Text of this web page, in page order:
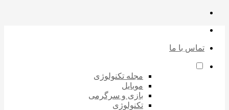
تماس با ما
مجله تکنولوژی
موبایل
بازی و سرگرمی
تکنولوژی